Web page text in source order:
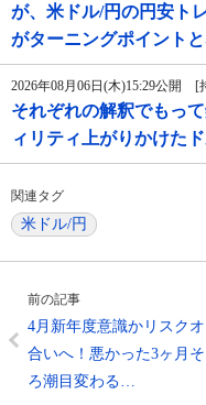
が、米ドル/円の円安ト
がターニングポイント
2026年08月06日(木)15:29公開 [
それぞれの解釈でもっ
ィリティ上がりかけた
関連タグ
米ドル/円
前の記事
4月新年度意識かリスク
合いへ！悪かった3ヶ月
ろ潮目変わる…